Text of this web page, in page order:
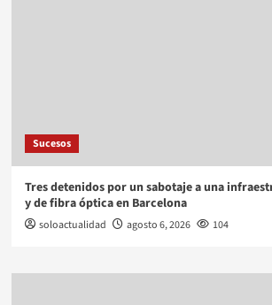
Sucesos
Tres detenidos por un sabotaje a una
y de fibra óptica en Barcelona
soloactualidad agosto 6, 2026 104